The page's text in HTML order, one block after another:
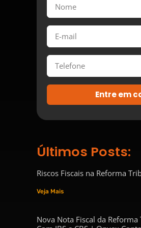
Entre em
Últimos Posts:
Riscos Fiscais na Reforma
Veja Mais
Nova Nota Fiscal da